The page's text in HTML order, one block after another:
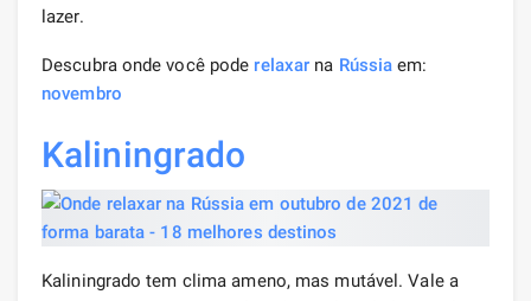
lazer.
Descubra onde você pode relaxar na Rússia em:
novembro
Kaliningrado
Kaliningrado tem clima ameno, mas mutável. Vale a